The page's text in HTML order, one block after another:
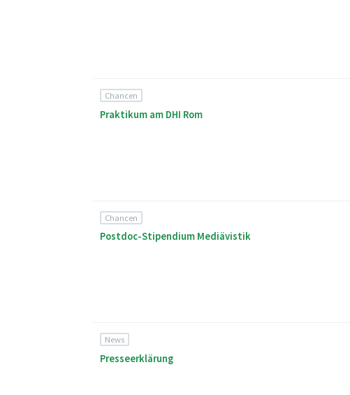
Chancen
Praktikum am DHI Rom
Chancen
Postdoc-Stipendium Mediävistik
News
Presseerklärung